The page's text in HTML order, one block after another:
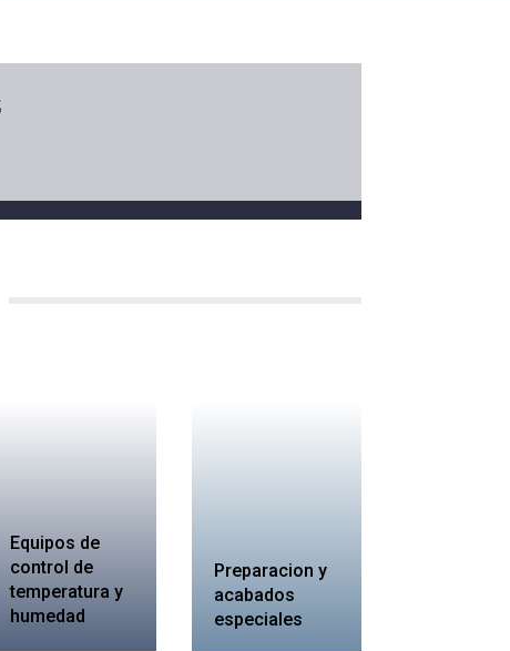
Equipos de
control de
temperatura y
humedad
Preparacion y
acabados
especiales